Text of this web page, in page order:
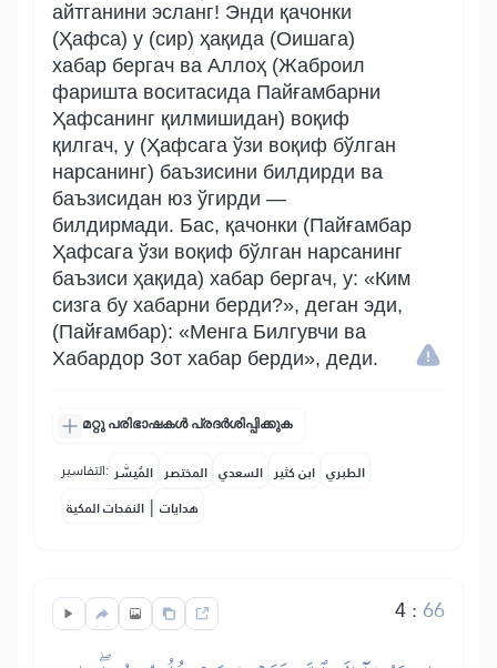
айтганини эсланг! Энди қачонки
(Ҳафса) у (сир) ҳақида (Оишага)
хабар бергач ва Аллоҳ (Жаброил
фаришта воситасида Пайғамбарни
Ҳафсанинг қилмишидан) воқиф
қилгач, у (Ҳафсага ўзи воқиф бўлган
нарсанинг) баъзисини билдирди ва
баъзисидан юз ўгирди —
билдирмади. Бас, қачонки (Пайғамбар
Ҳафсага ўзи воқиф бўлган нарсанинг
баъзиси ҳақида) хабар бергач, у: «Ким
сизга бу хабарни берди?», деган эди,
(Пайғамбар): «Менга Билгувчи ва
Хабардор Зот хабар берди», деди.
മറ്റു പരിഭാഷകൾ പ്രദർശിപ്പിക്കുക
التفاسير: المُيسَّر المختصر السعدي ابن كثير الطبري
النفحات المكية | هدايات
4:66